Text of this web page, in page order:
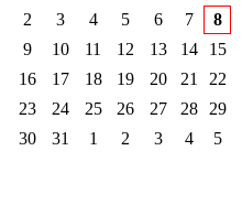
2
3 4 5 6 7
8
9
10 11 12 13 14
15
16
17 18 19 20 21
22
23
24 25 26 27 28
29
30
31 1 2 3 4 5